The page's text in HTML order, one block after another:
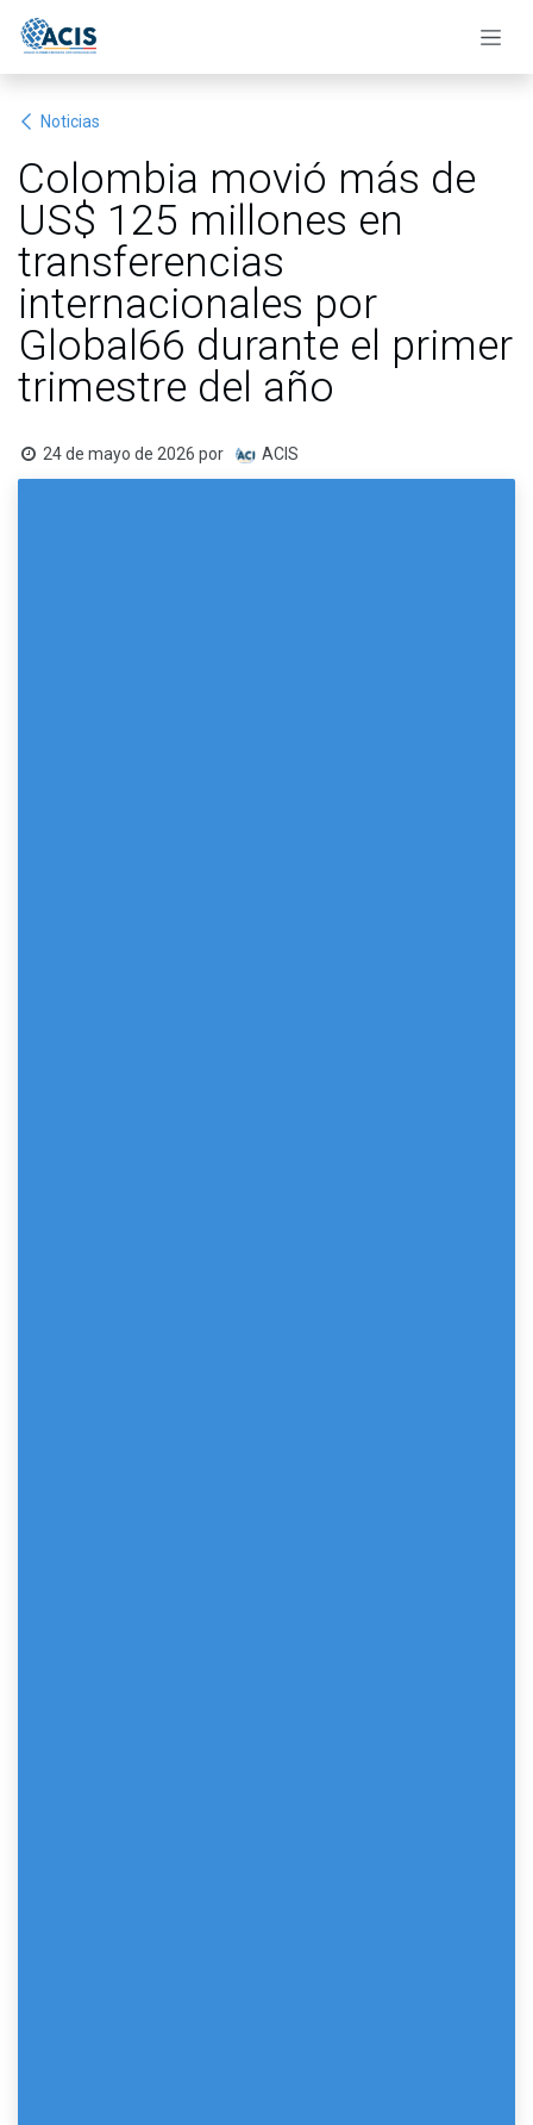
Noticias
Colombia movió más de
US$ 125 millones en
transferencias
internacionales por
Global66 durante el primer
trimestre del año
24 de mayo de 2026 por ACIS